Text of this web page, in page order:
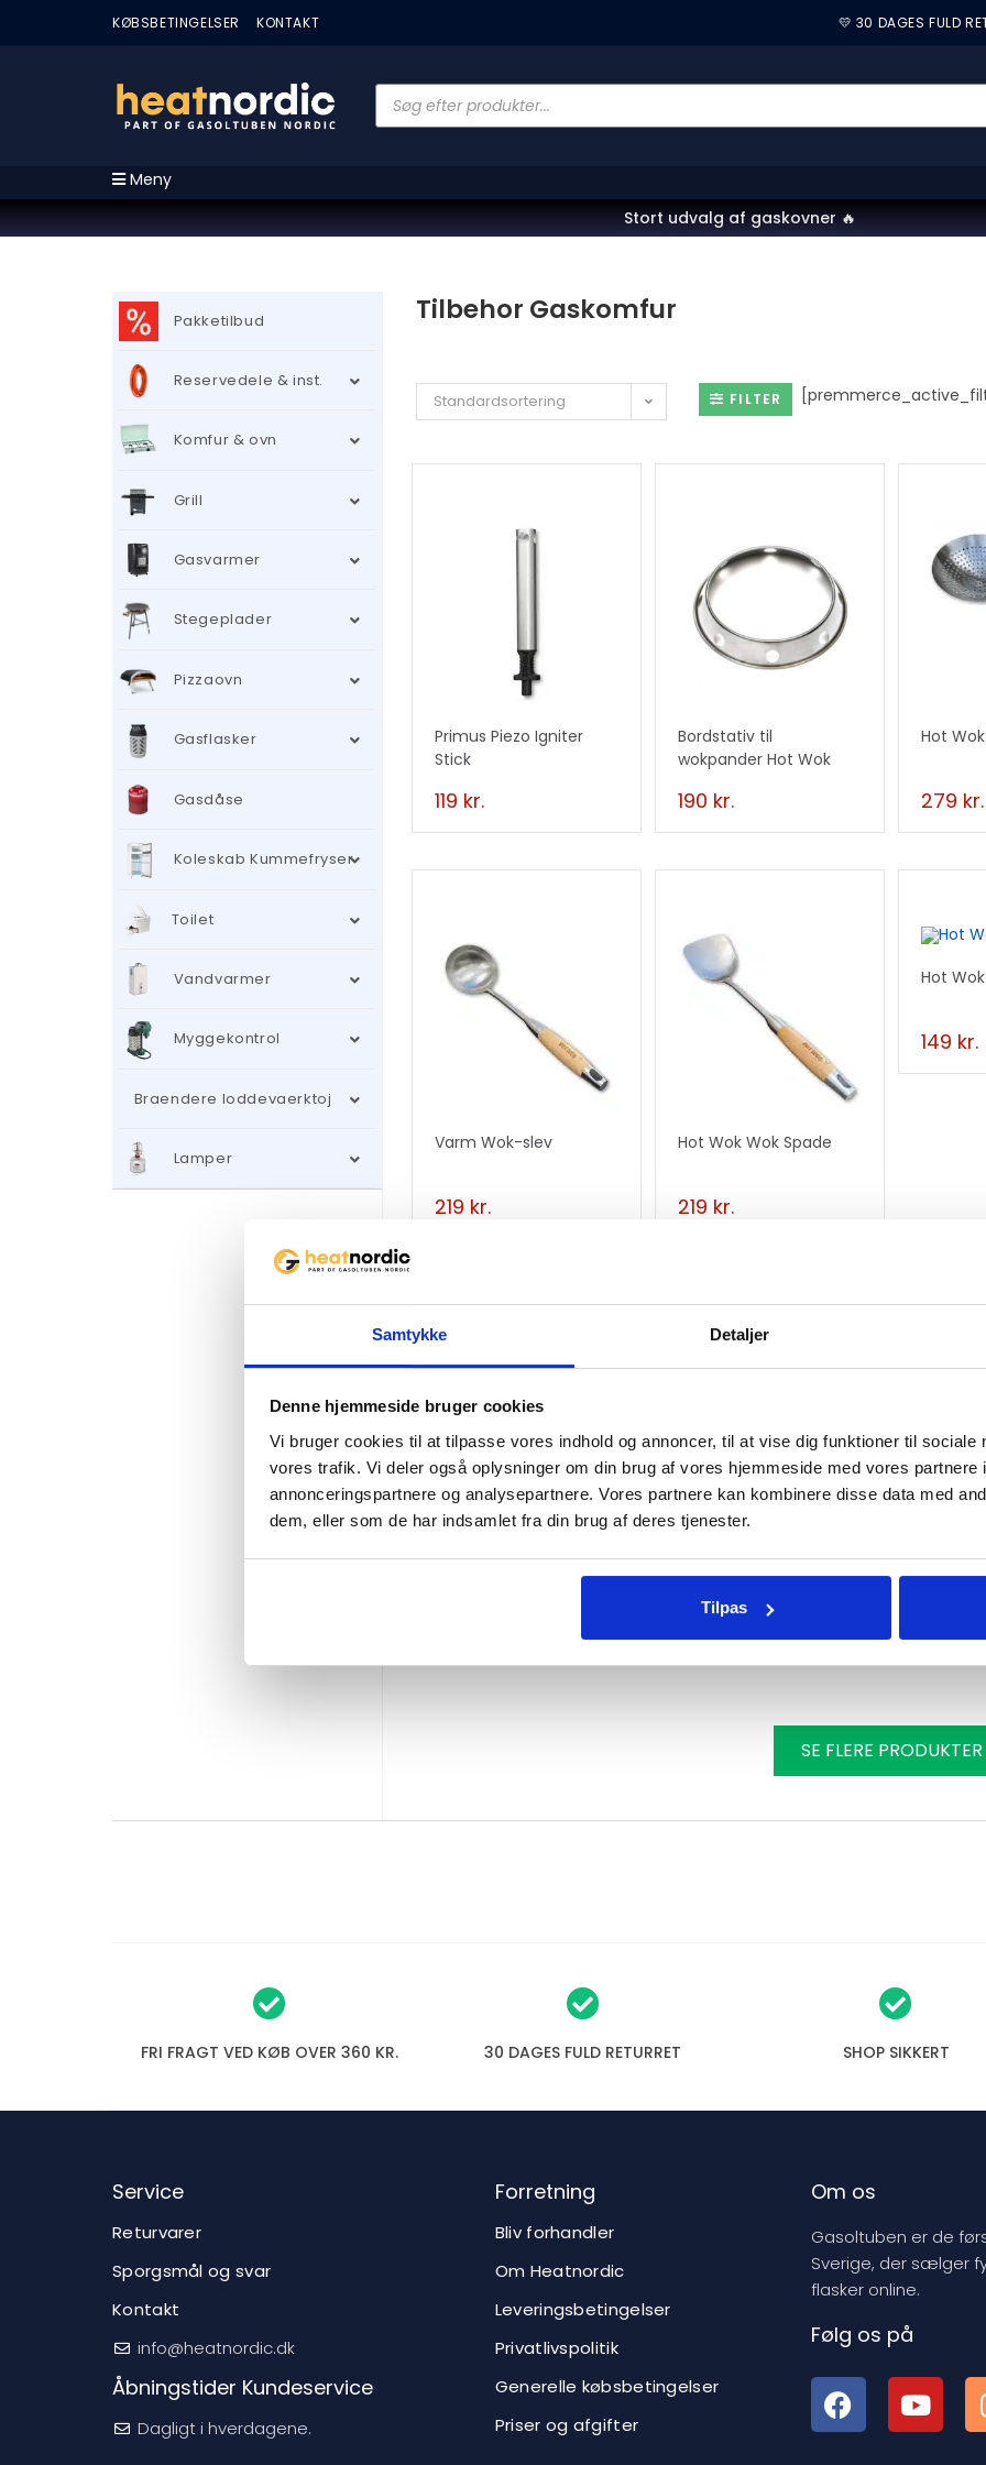
Samtykke Detaljer
Denne hjemmeside bruger cookies
Vi bruger cookies til at tilpasse vores indhold og annoncer, til at vise dig funktioner til sociale
vores trafik. Vi deler også oplysninger om din brug af vores hjemmeside med vores partnere
annonceringspartnere og analysepartnere. Vores partnere kan kombinere disse data med
dem, eller som de har indsamlet fra din brug af deres tjenester.
Tilpas
KØBSBETINGELSER KONTAKT 💛 30 DAGES FULD
Meny
Stort udvalg af gaskovner 🔥
Tilbehor Gaskomfur
Standardsortering FILTER
Primus Piezo Igniter
Stick
119 kr.
Bordstativ til
wokpander Hot Wok
190 kr.
Hot
279 kr.
Varm Wok-slev
219 kr.
Hot Wok Wok Spade
219 kr.
Hot
149 kr.
Opbevaringspose til
Hot Wok
349kr.
Hot Wok Silverline
349kr.
319kr.
SE FLERE PRODUKTER
Pakketilbud
Reservedele & inst.
Komfur & ovn
Grill
Gasvarmer
Stegeplader
Pizzaovn
Gasflasker
Gasdåse
Koleskab Kummefryser
Toilet
Vandvarmer
Myggekontrol
Braendere loddevaerktoj
Lamper
FRI FRAGT VED KØB OVER 360 KR. 30 DAGES FULD RETURRET SHOP SIKKERT
Service
Returvarer
Sporgsmål og svar
Kontakt
info@heatnordic.dk
Åbningstider Kundeservice
Dagligt i hverdagene.
Forretning
Bliv forhandler
Om Heatnordic
Leveringsbetingelser
Privatlivspolitik
Generelle købsbetingelser
Priser og afgifter
Om os
Gasoltuben er de
Sverige, der sælger
flasker online.
Følg os på